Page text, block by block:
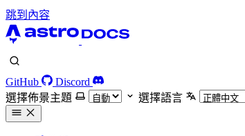
跳到內容
GitHub
Discord
選擇佈景主題
選擇語言